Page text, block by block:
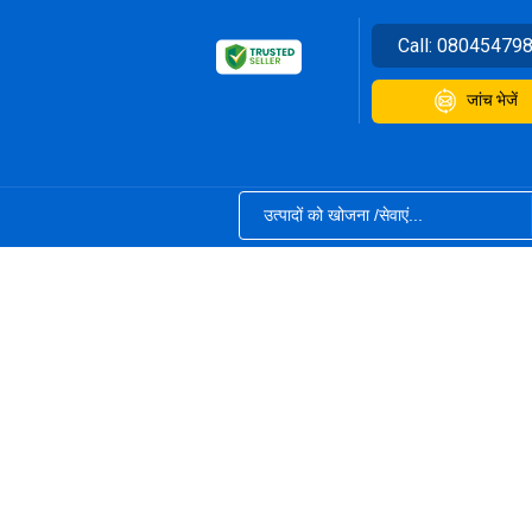
Call:
जांच भेजें